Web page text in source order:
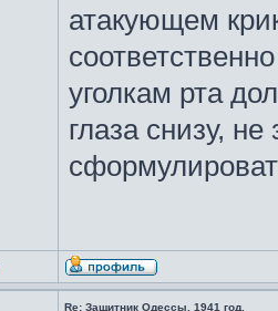
атакующем
уголкам рта
глаза снизу,
Re: Защитник Одессы, 1941 год.